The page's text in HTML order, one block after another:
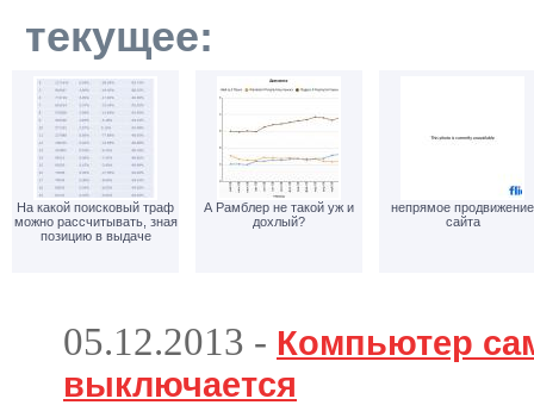
текущее:
На какой поисковый траф
можно рассчитывать, зная
позицию в выдаче
А Рамблер не такой уж и
дохлый?
непрямое продвижение
сайта
05.12.2013 - Компьютер
выключается